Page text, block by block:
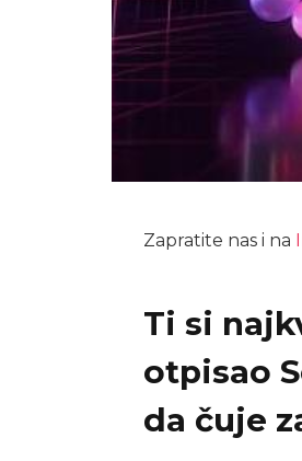
Zapratite nas i na
Ti si
otpisao
da čuje